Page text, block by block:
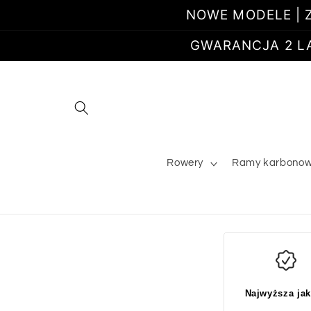
NOWE MODELE
GWARANCJA 2
Rowery Ramy
Najwyższa